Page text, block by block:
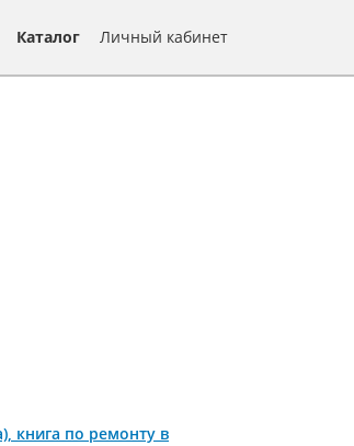
Каталог Личный кабинет
книга по ремонту в